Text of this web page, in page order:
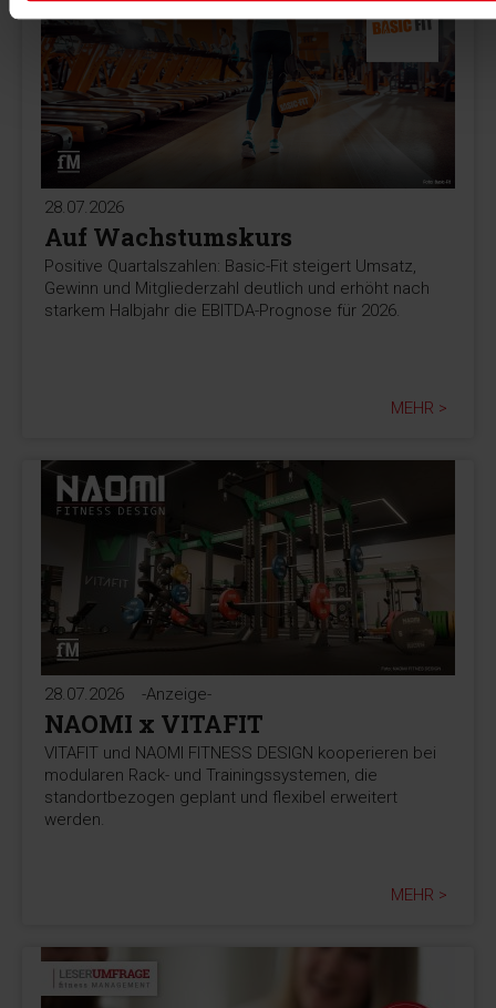
28.07.2026
Auf Wachstumskurs
Positive Quartalszahlen: Basic-Fit steigert Umsatz,
Gewinn und Mitgliederzahl deutlich und erhöht nach
starkem Halbjahr die EBITDA-Prognose für 2026.
MEHR >
28.07.2026 -Anzeige-
NAOMI x VITAFIT
VITAFIT und NAOMI FITNESS DESIGN kooperieren bei
modularen Rack- und Trainingssystemen, die
standortbezogen geplant und flexibel erweitert
werden.
MEHR >